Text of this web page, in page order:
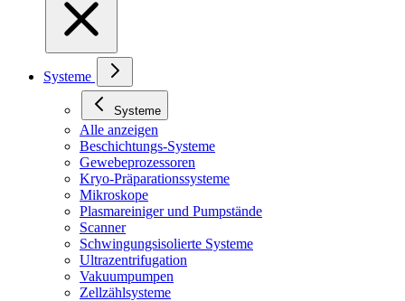
Systeme
Systeme
Alle anzeigen
Beschichtungs-Systeme
Gewebeprozessoren
Kryo-Präparationssysteme
Mikroskope
Plasmareiniger und Pumpstände
Scanner
Schwingungsisolierte Systeme
Ultrazentrifugation
Vakuumpumpen
Zellzählsysteme